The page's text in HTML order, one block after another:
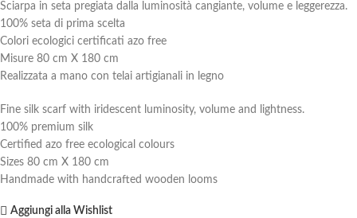
Sciarpa in seta pregiata dalla luminosità cangiante, volume e leggerezza.
100% seta di prima scelta
Colori ecologici certificati azo free
Misure 80 cm X 180 cm
Realizzata a mano con telai artigianali in legno
Fine silk scarf with iridescent luminosity, volume and lightness.
100% premium silk
Certified azo free ecological colours
Sizes 80 cm X 180 cm
Handmade with handcrafted wooden looms
Aggiungi alla Wishlist